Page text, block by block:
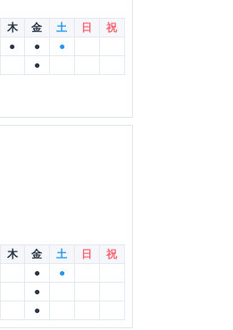
木 金 土 日
祝
● ●
●
●
木 金 土 日
祝
●
●
●
●